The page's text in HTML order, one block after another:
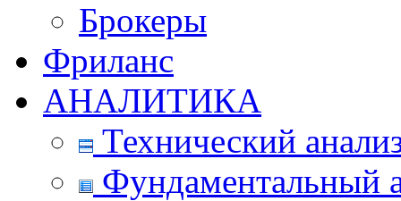
Брокеры
Фриланс
АНАЛИТИКА
Технический
Фундаментальный